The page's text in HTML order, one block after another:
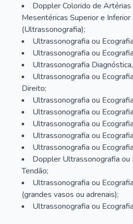
Doppler Colorido de Artérias
Mesentéricas Superior e Inferior
(Ultrassonografia);
Ultrassonografia ou
Ultrassonografia ou
Ultrassonografia
Ultrassonografia ou
Direito;
Ultrassonografia ou
Ultrassonografia ou
Ultrassonografia ou
Ultrassonografia ou
Ultrassonografia ou
Doppler Ultrassonografia ou
Tendão;
Ultrassonografia ou
(grandes vasos ou adrenais);
Ultrassonografia ou